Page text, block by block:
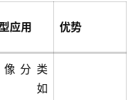
应用 优势
像分类
如